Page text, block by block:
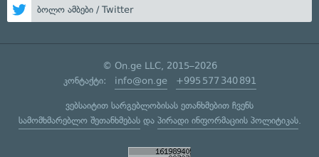
ბოლო ამბები / Twitter
© On.ge LLC, 2015–2026
კონტაქტი: info@on.ge +995 577 340 891
ვებსაიტით სარგებლობისას ეთანხმებით ჩვენს
სამომხმარებლო შეთანხმებასდა პირადი ინფორმაციის პოლიტიკას.